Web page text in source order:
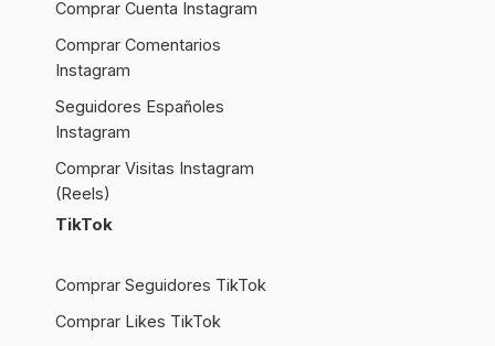
Comprar Cuenta Instagram
Comprar Comentarios
Instagram
Seguidores Españoles
Instagram
Comprar Visitas Instagram
(Reels)
TikTok
Comprar Seguidores TikTok
Comprar Likes TikTok